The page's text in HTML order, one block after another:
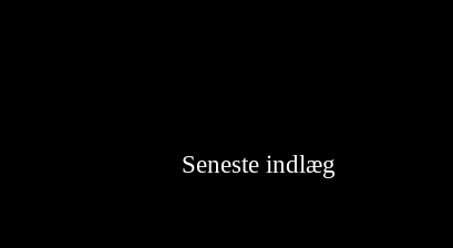
Seneste indlæg